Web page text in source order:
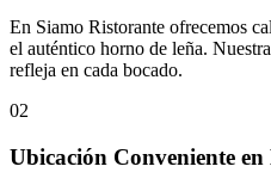
En Siamo Ristorante ofrecemos
el auténtico horno de leña.
refleja en cada bocado.
02
Ubicación Conveniente